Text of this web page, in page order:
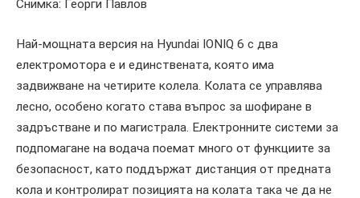
Снимка: Георги Павлов
Най-мощната версия на Hyundai IONIQ 6 с два
електромотора е и единствената, която има
задвижване на четирите колела. Колата се управлява
лесно, особено когато става въпрос за шофиране в
задръстване и по магистрала. Електронните системи за
подпомагане на водача поемат много от функциите за
безопасност, като поддържат дистанция от предната
кола и контролират позицията на колата така че да не